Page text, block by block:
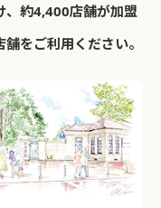
、約4,400店舗が加盟
をご利用ください。